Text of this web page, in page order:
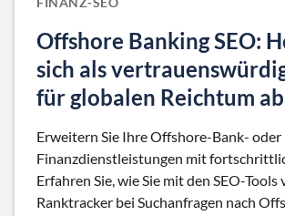
Offshore Banking SEO:
sich als
für globalen Reichtum ab
Erweitern Sie Ihre Offshore-Bank- oder
Finanzdienstleistungen mit
Erfahren Sie, wie Sie mit den SEO-Tools
Ranktracker bei Suchanfragen nach